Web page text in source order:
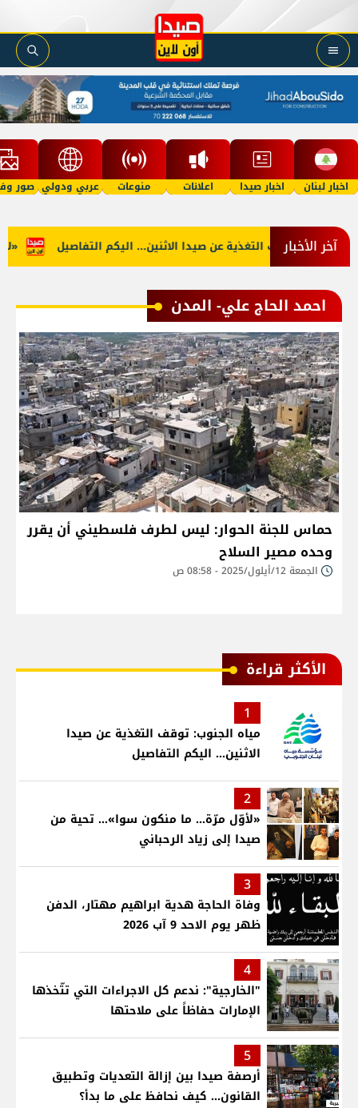
اخبار لبنان اخبار صيدا اعلانات منوعات عربي ودولي صور
آخر الأخبار
الجنوب: توقف التغذية عن صيدا الاثنين... اليكم التفاصيل
احمد الحاج علي- المدن
حماس للجنة الحوار: ليس لطرف فلسطيني أن يقرر
وحده مصير السلاح
الجمعة 12/أيلول/2025 - 08:58 ص
الأكثر قراءة
1
مياه الجنوب: توقف التغذية عن صيدا
الاثنين... اليكم التفاصيل
2
«لأوّل مرّة… ما منكون سوا»… تحية من
صيدا إلى زياد الرحباني
3
وفاة الحاجة هدية ابراهيم مهتار، الدفن
ظهر يوم الاحد 9 آب 2026
4
"الخارجية": ندعم كل الاجراءات التي تتّخذها
الإمارات حفاظاً على ملاحتها
5
أرصفة صيدا بين إزالة التعديات وتطبيق
القانون... كيف نحافظ على ما بدأ؟